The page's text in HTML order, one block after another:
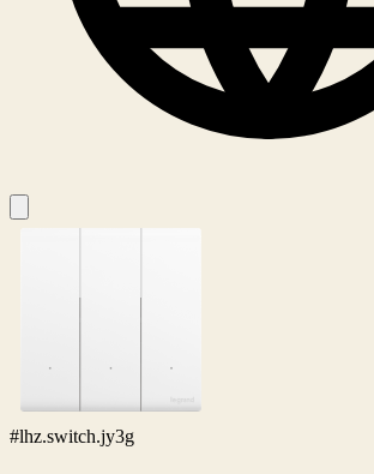
#lhz.switch.jy3g